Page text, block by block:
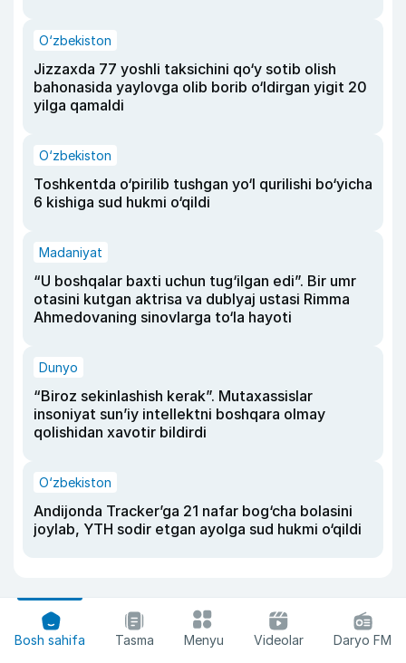
O‘zbekiston
Jizzaxda 77 yoshli taksichini qo‘y sotib olish
bahonasida yaylovga olib borib o‘ldirgan yigit 20
yilga qamaldi
O‘zbekiston
Toshkentda o‘pirilib tushgan yo‘l qurilishi bo‘yicha
6 kishiga sud hukmi o‘qildi
Madaniyat
“U boshqalar baxti uchun tug‘ilgan edi”. Bir umr
otasini kutgan aktrisa va dublyaj ustasi Rimma
Ahmedovaning sinovlarga to‘la hayoti
Dunyo
“Biroz sekinlashish kerak”. Mutaxassislar
insoniyat sun’iy intellektni boshqara olmay
qolishidan xavotir bildirdi
O‘zbekiston
Andijonda Tracker’ga 21 nafar bog‘cha bolasini
joylab, YTH sodir etgan ayolga sud hukmi o‘qildi
Bosh sahifa Tasma Menyu Videolar Daryo FM